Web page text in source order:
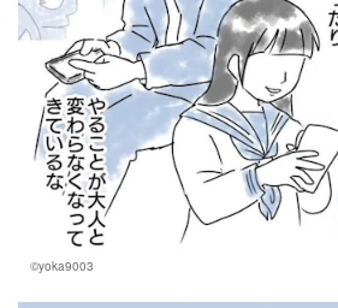
©yoka9003